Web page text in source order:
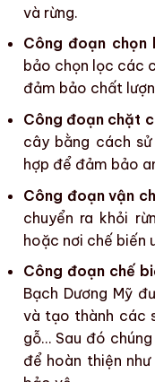
và rừng.
Công đoạn chọn
bảo chọn lọc các
đảm bảo chất
Công đoạn chặt
cây bằng cách
hợp để đảm bảo
Công đoạn vận
chuyển ra khỏi
hoặc nơi chế biến
Công đoạn chế
Bạch Dương Mỹ
và tạo thành các
gỗ… Sau đó
để hoàn thiện như